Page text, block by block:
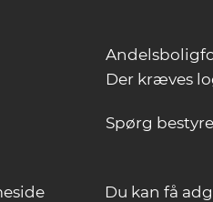
Der kræves
Spørg
Du kan få